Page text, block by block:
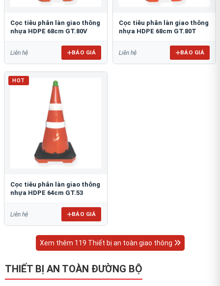
Cọc tiêu phân làn giao thông
nhựa HDPE 68cm GT.80V
Liên hệ BÁO GIÁ
Cọc tiêu phân làn giao thông
nhựa HDPE 68cm GT.80T
Liên hệ BÁO GIÁ
HOT
Cọc tiêu phân làn giao thông
nhựa HDPE 64cm GT.53
Liên hệ BÁO GIÁ
Xem thêm 119 Thiết bị an toàn giao thông
THIẾT BỊ AN TOÀN ĐƯỜNG BỘ